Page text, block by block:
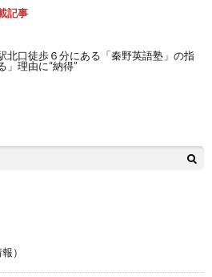
記事
北口徒歩６分にある「秦野英語塾」の指
」理由に“納得”
）